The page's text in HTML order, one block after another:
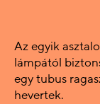
Az egyik
lámpától
egy tubus
hevertek.